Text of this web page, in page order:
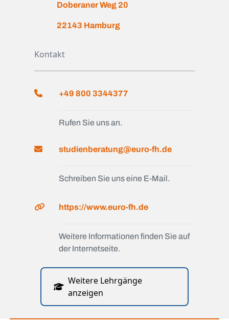
Doberaner Weg 20
22143 Hamburg
Kontakt
+49 800 3344377
Rufen Sie uns an.
studienberatung@euro-fh.de
Schreiben Sie uns eine E-Mail.
https://www.euro-fh.de
Weitere Informationen finden Sie auf
der Internetseite.
Weitere Lehrgänge
anzeigen